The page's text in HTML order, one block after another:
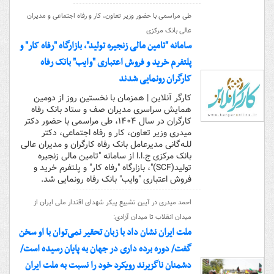
طی مراسمی با حضور وزیر تعاون، کار و رفاه اجتماعی و مدیران
عالی بانک مرکزی
سامانه "تامین مالی زنجیره تولید"، بازارگاه "رفاه کار" و
پلتفرم خرید و فروش اعتباری "وایب" بانک رفاه
کارگران رونمایی شدند
کارگر آنلاین | همزمان با نخستین روز از دومین
همایش سراسری مدیران صف و ستاد بانک رفاه
کارگران در سال ۱۴۰۴، طی مراسمی با حضور دکتر
میدری وزیر تعاون، کار و رفاه اجتماعی، دکتر
للـه‌گانی مدیرعامل بانک رفاه کارگران و مدیران عالی
بانک مرکزی ج.ا.ا از سامانه "تامین مالی زنجیره
تولید(SCF)"، بازارگاه "رفاه کار" و پلتفرم خرید و
فروش اعتباری "وایب" بانک رفاه رونمایی شد.
احمد میدری در آیین تشییع پیکر شهدای اقتدار ملی ایران از
میدان انقلاب تا میدان آزادی:
ملت ایران نشان داد با زبان تحقیر نمی‌توان با او سخن
گفت/ دوره برده‌ داری در جهان به پایان رسیده است/
دشمنان ناگزیرند رویکرد خود را نسبت به ملت ایران